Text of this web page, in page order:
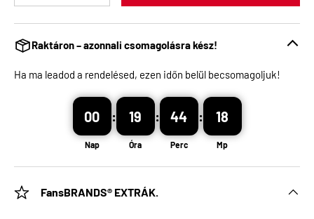
Raktáron – azonnali csomagolásra kész!
Ha ma leadod a rendelésed, ezen időn belül becsomagoljuk!
00
Nap
: 19
Óra
: 44
Perc
: 18
Mp
FansBRANDS® EXTRÁK.